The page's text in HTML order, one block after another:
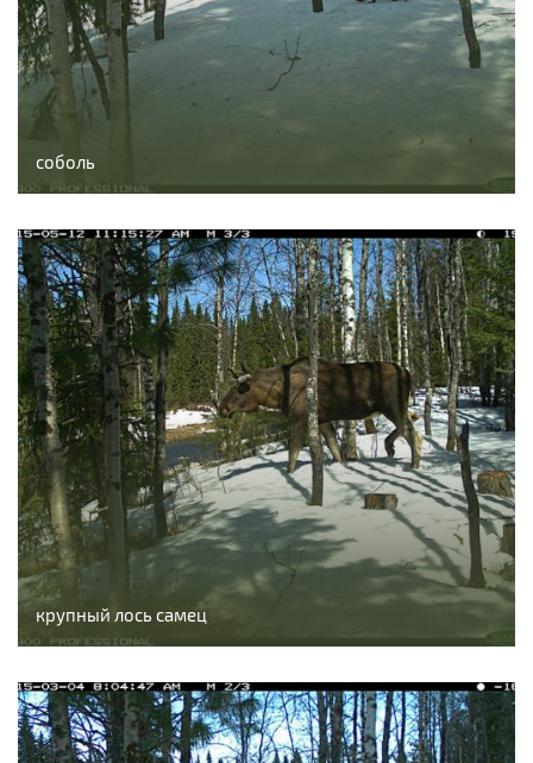
соболь
крупный лось самец